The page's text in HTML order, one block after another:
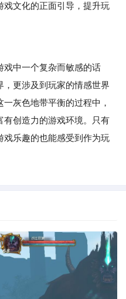
戏文化的正面引导，提升玩
中一个复杂而敏感的话
，更涉及到玩家的情感世界
灰色地带平衡的过程中，
有创造力的游戏环境。只有
戏乐趣的也能感受到作为玩